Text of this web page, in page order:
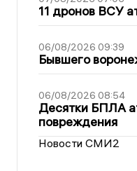
11 дронов ВСУ
06/08/2026 09:39
Бывшего
06/08/2026 08:54
Десятки БПЛА
повреждения
Новости СМИ2